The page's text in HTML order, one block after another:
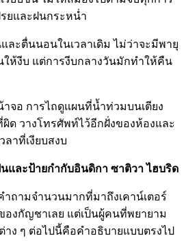
ยและฝนกระหน่ำ
ละตื่นนอนในเวลาเดิม ไม่ว่าจะมีพายุ
ห้งีบ แต่การงีบกลางวันมักทำให้คืน
จอ การไถดูแผนที่น้ำท่วมบนเตียง
ด วางโทรศัพท์ไว้อีกฝั่งของห้องและ
ลาที่เงียบสงบ
และป้ายกำกับอินดิกา ซาติวา ไฮบริด
ถามจำนวนมากที่มาถึงเคาน์เตอร์
องกัญชาเลย แต่เป็นผู้คนที่พยายาม
ง ๆ ต่อไปนี้คือคำอธิบายแบบตรงไป